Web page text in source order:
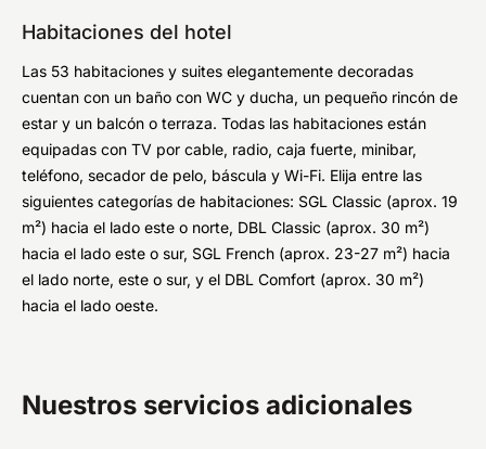
Habitaciones del hotel
Las 53 habitaciones y suites elegantemente decoradas
cuentan con un baño con WC y ducha, un pequeño rincón de
estar y un balcón o terraza. Todas las habitaciones están
equipadas con TV por cable, radio, caja fuerte, minibar,
teléfono, secador de pelo, báscula y Wi-Fi. Elija entre las
siguientes categorías de habitaciones: SGL Classic (aprox. 19
m²) hacia el lado este o norte, DBL Classic (aprox. 30 m²)
hacia el lado este o sur, SGL French (aprox. 23-27 m²) hacia
el lado norte, este o sur, y el DBL Comfort (aprox. 30 m²)
hacia el lado oeste.
Nuestros servicios adicionales